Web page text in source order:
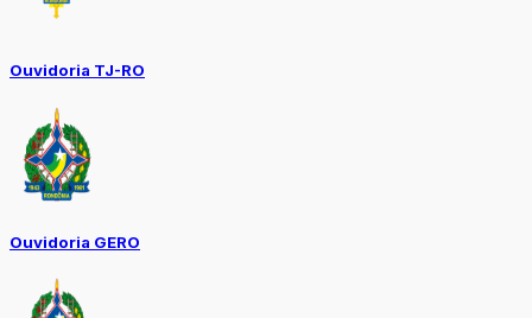
Ouvidoria TJ-RO
Ouvidoria GERO